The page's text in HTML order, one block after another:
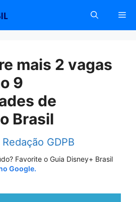
mais 2 vagas
9
de
Brasil
Redação GDPB
Favorite o Guia Disney+ Brasil
Google.